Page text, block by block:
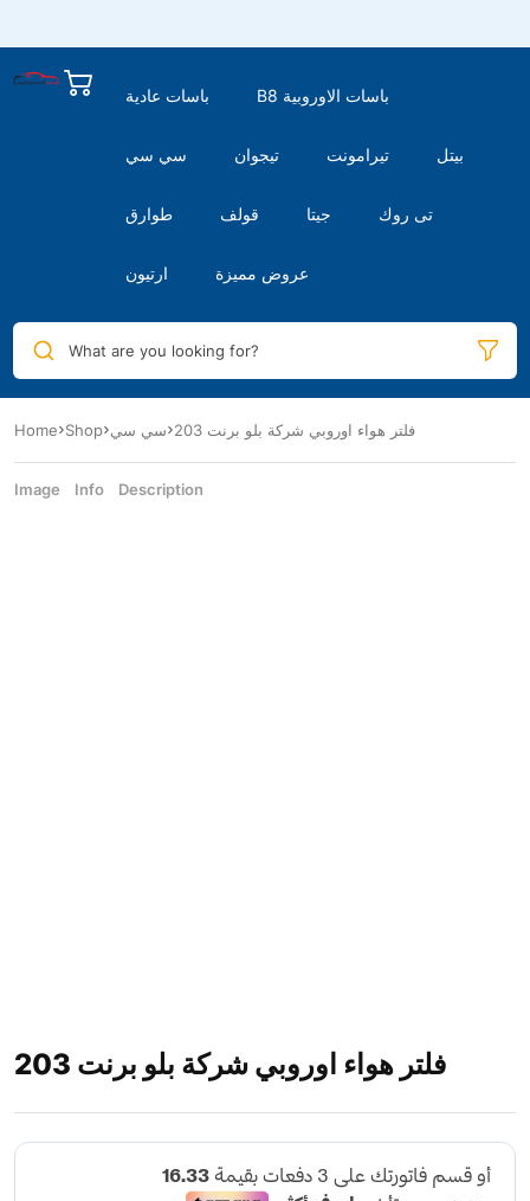
باسات عادية B8 باسات الاوروبية
سي سي تيجوان تيرامونت بيتل
طوارق قولف جيتا تى روك
ارتيون عروض مميزة
What are you looking for?
Home Shop سي سي فلتر هواء اوروبي شركة بلو برنت 203
Image Info Description
فلتر هواء اوروبي شركة بلو برنت 203